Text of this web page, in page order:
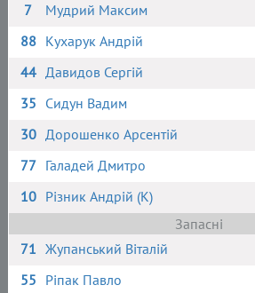
7
Мудрий Максим
88 Кухарук Андрій
44 Давидов Сергій
35 Сидун Вадим
30 Дорошенко Арсентій
77 Галадей Дмитро
10 Різник Андрій (К)
Запасні
71 Жупанський Віталій
55 Ріпак Павло